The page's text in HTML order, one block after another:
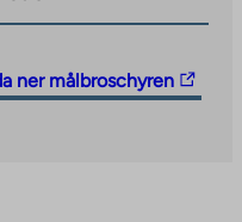
ner målbroschyren